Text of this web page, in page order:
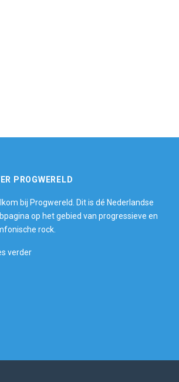
PROGWERELD
bij Progwereld. Dit is dé Nederlandse
op het gebied van progressieve en
rock.
verder